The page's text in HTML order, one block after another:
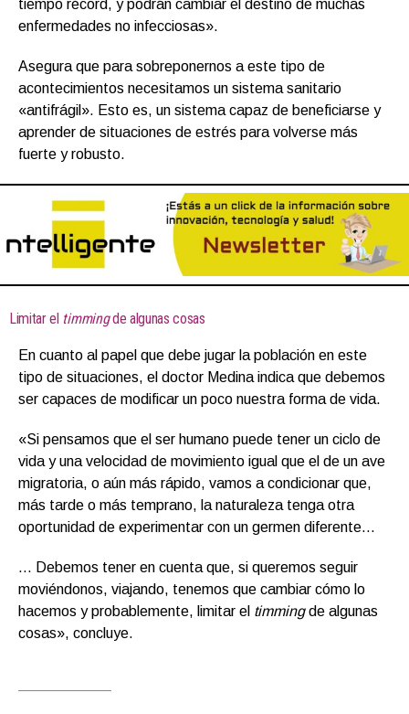
tiempo récord, y podrán cambiar el destino de muchas
enfermedades no infecciosas».
Asegura que para sobreponernos a este tipo de
acontecimientos necesitamos un sistema sanitario
«antifrágil». Esto es, un sistema capaz de beneficiarse y
aprender de situaciones de estrés para volverse más
fuerte y robusto.
Limitar el timmingde algunas cosas
En cuanto al papel que debe jugar la población en este
tipo de situaciones, el doctor Medina indica que debemos
ser capaces de modificar un poco nuestra forma de vida.
«Si pensamos que el ser humano puede tener un ciclo de
vida y una velocidad de movimiento igual que el de un ave
migratoria, o aún más rápido, vamos a condicionar que,
más tarde o más temprano, la naturaleza tenga otra
oportunidad de experimentar con un germen diferente…
… Debemos tener en cuenta que, si queremos seguir
moviéndonos, viajando, tenemos que cambiar cómo lo
hacemos y probablemente, limitar el timmingde algunas
cosas», concluye.